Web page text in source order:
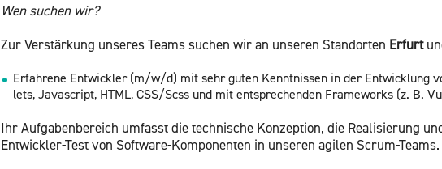
Wen su­chen wir?
Zur Ver­stär­kung un­se­res Teams su­chen wir an un­se­ren Stand­or­ten Er­furt
Er­fah­re­ne Ent­wick­ler (m/w/d) mit sehr guten Kennt­nis­sen in der Ent­wick­lung
lets, Ja­va­script, HTML, CSS/Scss und mit ent­spre­chen­den Frame­works (z. B.
Ihr Auf­ga­ben­be­reich um­fasst die tech­ni­sche Kon­zep­ti­on, die Rea­li­sie­rung
Ent­wick­ler-Test von Soft­ware-Kom­po­nen­ten in un­se­ren agi­len Scrum-Teams.